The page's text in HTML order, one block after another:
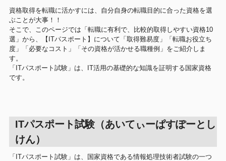
資格取得を転職に活かすには、自分自身の転職目的に合った資格を選
ぶことが大事！！
そこで、このページでは「転職に有利で、比較的取得しやすい資格10
選」から、【ITパスポート】について「取得難易度」「転職お役立ち
度」「必要なコスト」「その資格が活かせる職種例」をご紹介しま
す。
「ITパスポート試験」は、IT活用の基礎的な知識を証明する国家資格
です。
ITパスポート試験（あいてぃーぱすぽーとし
けん）
「ITパスポート試験」は、国家資格である情報処理技術者試験の一つ